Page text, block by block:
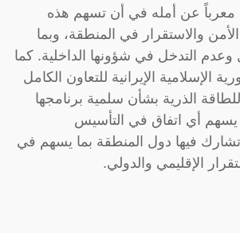
معرباً عن أمله في أن تسهم هذه
والاستقرار في المنطقة، وبما
التدخل في شؤونها الداخلية. كما
الإسلامية الإيرانية للتعاون الكامل
للطاقة الذرية بشأن سلمية برنامجها
يسهم أي اتفاق في التأسيس
فيها دول المنطقة بما يسهم في
الإقليمي والدولي.